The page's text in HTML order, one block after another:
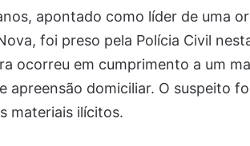
apontado como líder de uma
foi preso pela Polícia Civil
ocorreu em cumprimento a um
apreensão domiciliar. O suspeito
materiais ilícitos.